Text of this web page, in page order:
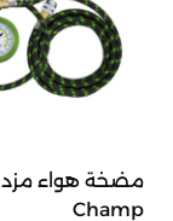
Champ